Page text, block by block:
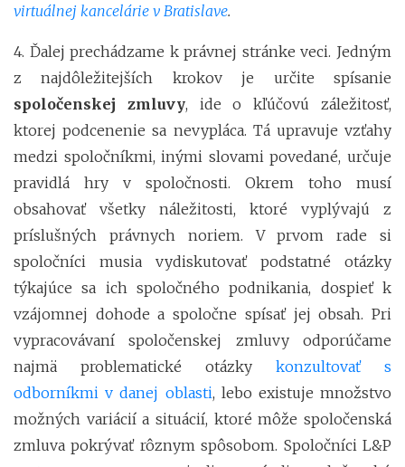
virtuálnej kancelárie v Bratislave.
4. Ďalej prechádzame k právnej stránke veci. Jedným
z najdôležitejších krokov je určite spísanie
spoločenskej zmluvy, ide o kľúčovú záležitosť,
ktorej podcenenie sa nevypláca. Tá upravuje vzťahy
medzi spoločníkmi, inými slovami povedané, určuje
pravidlá hry v spoločnosti. Okrem toho musí
obsahovať všetky náležitosti, ktoré vyplývajú z
príslušných právnych noriem. V prvom rade si
spoločníci musia vydiskutovať podstatné otázky
týkajúce sa ich spoločného podnikania, dospieť k
vzájomnej dohode a spoločne spísať jej obsah. Pri
vypracovávaní spoločenskej zmluvy odporúčame
najmä problematické otázky konzultovať s
odborníkmi v danej oblasti, lebo existuje množstvo
možných variácií a situácií, ktoré môže spoločenská
zmluva pokrývať rôznym spôsobom. Spoločníci L&P